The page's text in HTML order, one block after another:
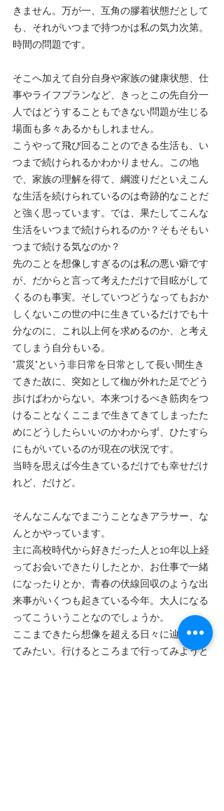
きません。万が一、互角の膠着状態だとして
も、それがいつまで持つかは私の気力次第。
時間の問題です。
そこへ加えて自分自身や家族の健康状態、仕
事やライフプランなど、きっとこの先自分一
人ではどうすることもできない問題が生じる
場面も多々あるかもしれません。
こうやって飛び回ることのできる生活も、い
つまで続けられるかわかりません。この地
で、家族の理解を得て、綱渡りだといえこん
な生活を続けられているのは奇跡的なことだ
と強く思っています。では、果たしてこんな
生活をいつまで続けられるのか？そもそもい
つまで続ける気なのか？
先のことを想像しすぎるのは私の悪い癖です
が、だからと言って考えただけで目眩がして
くるのも事実。そしていつどうなってもおか
しくないこの世の中に生きているだけでも十
分なのに、これ以上何を求めるのか、と考え
てしまう自分もいる。
"震災"という非日常を日常として長い間生き
てきた故に、突如として枷が外れた足でどう
歩けばわからない。本来つけるべき筋肉をつ
けることなくここまで生きてきてしまったた
めにどうしたらいいのかわからず、ひたすら
にもがいているのが現在の状況です。
当時を思えば今生きているだけでも幸せだけ
れど、だけど。
そんなこんなでまごうことなきアラサー、な
んとかやっています。
主に高校時代から好きだった人と10年以上経
ってお会いできたりしたとか、お仕事で一緒
になったりとか、青春の伏線回収のような出
来事がいくつも起きている今年。大人になる
ってこういうことなのでしょうか。
ここまできたら想像を超える日々に辿り着い
てみたい。行けるところまで行ってみようと